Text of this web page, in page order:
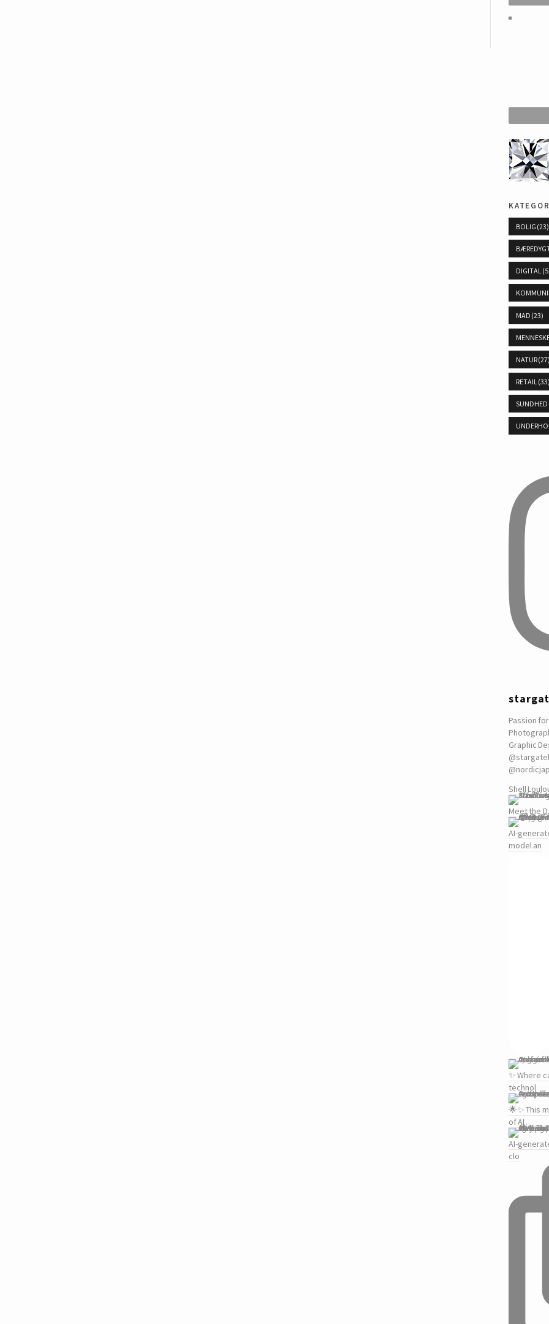
BOLIG (23)
DIGITAL
MAD (23)
NATUR
RETAIL
SUNDHED
Passion
Graphic
Shell
Meet the
AI-
model an
✨ Where
technol
🌟✨ This
of AI
AI-
clo